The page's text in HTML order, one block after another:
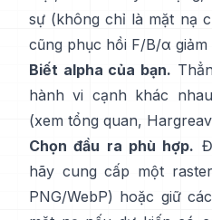
sự (không chỉ là mặt nạ
cũng phục hồi F/B/α giảm
Biết alpha của bạn.
hành vi cạnh khác
(xem tổng quan,
Chọn đầu ra phù hợp.
hãy cung cấp một
PNG/WebP) hoặc giữ